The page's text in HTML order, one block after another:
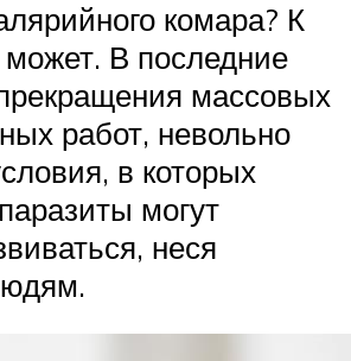
комара? К
В последние
массовых
работ, невольно
в которых
могут
неся